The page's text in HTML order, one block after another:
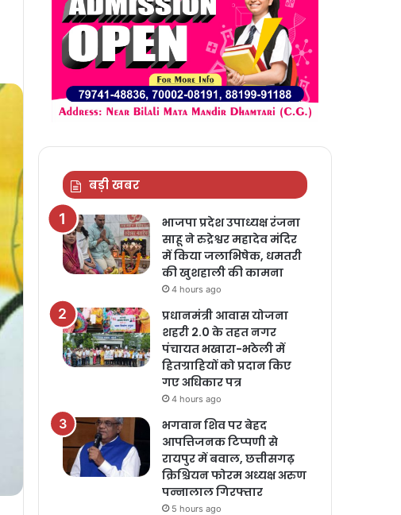
बड़ी खबर
भाजपा प्रदेश उपाध्यक्ष रंजना
साहू ने रुद्रेश्वर महादेव मंदिर
में किया जलाभिषेक, धमतरी
की खुशहाली की कामना
4 hours ago
प्रधानमंत्री आवास योजना
शहरी 2.0 के तहत नगर
पंचायत भखारा-भठेली में
हितग्राहियों को प्रदान किए
गए अधिकार पत्र
4 hours ago
भगवान शिव पर बेहद
आपत्तिजनक टिप्पणी से
रायपुर में बवाल, छत्तीसगढ़
क्रिश्चियन फोरम अध्यक्ष अरुण
पन्नालाल गिरफ्तार
5 hours ago